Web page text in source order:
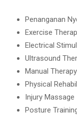
Penanganan
Exercise
Electrical
Ultrasound
Manual Therapy
Physical
Injury Massage
Posture